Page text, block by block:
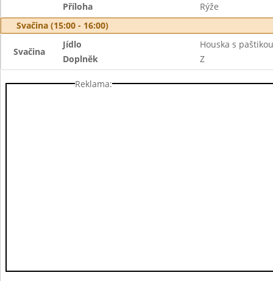
Příloha
Rýže
Svačina (15:00 - 16:00)
Svačina
Jídlo
Houska s paštikou
Doplněk
Z
Reklama: